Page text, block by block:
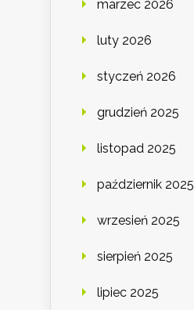
marzec 2026
luty 2026
styczeń 2026
grudzień 2025
listopad 2025
październik 2025
wrzesień 2025
sierpień 2025
lipiec 2025